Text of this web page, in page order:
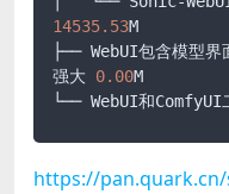
14535.53M
├── WebUI包含模型
强大 0.00M
└── WebUI和
https://pan.quark.cn/